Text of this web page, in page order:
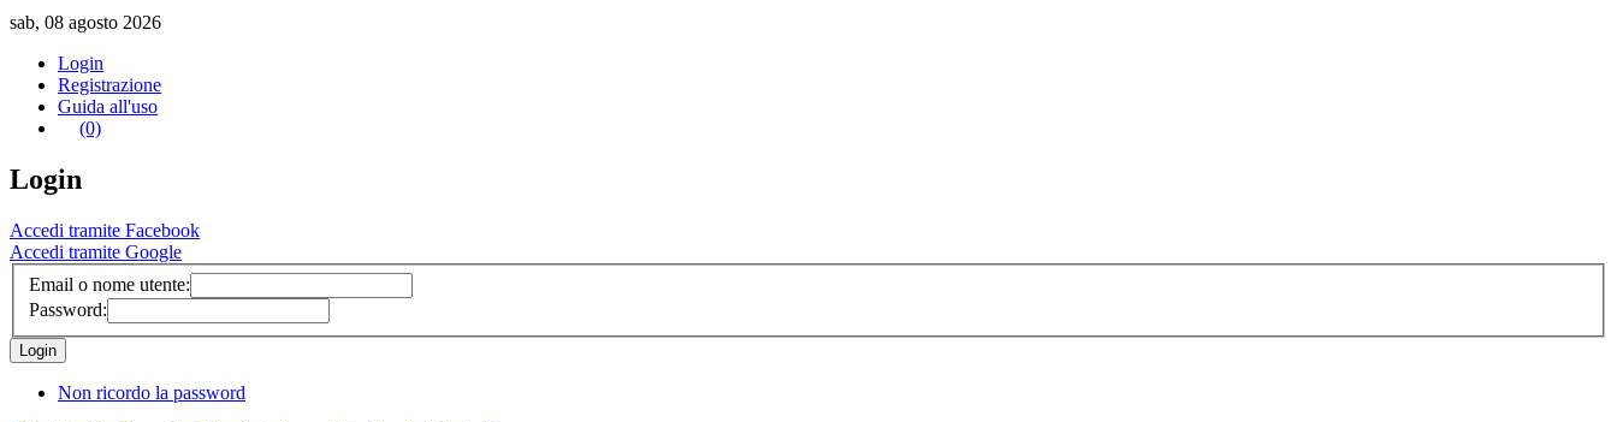
sab, 08 agosto 2026
Login
Registrazione
Guida all'uso
(0)
Login
Accedi tramite Facebook
Accedi tramite Google
Email o nome utente:
Password:
Non ricordo la password